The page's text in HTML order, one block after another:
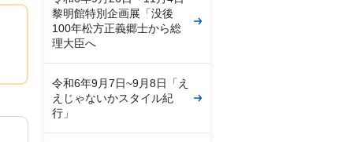
黎明館特別企画展「没後
100年松方正義郷士から総
理大臣へ
令和6年9月7日~9月8日「え
えじゃないかスタイル紀
行」